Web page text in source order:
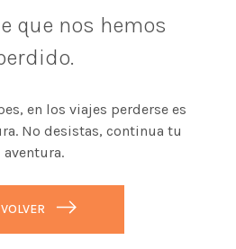
que nos hemos
en los viajes perderse es
No desistas, continua tu
aventura.
VOLVER